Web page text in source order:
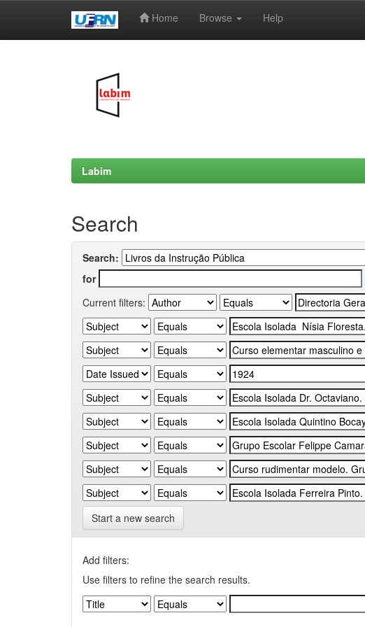
Home Browse Help
Labim
Search
Search:
for
Current filters:
Start a new search
Add filters:
Use filters to refine the search results.